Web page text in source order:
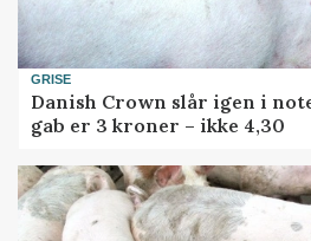
GRISE
Danish Crown slår igen i
gab er 3 kroner – ikke 4,30